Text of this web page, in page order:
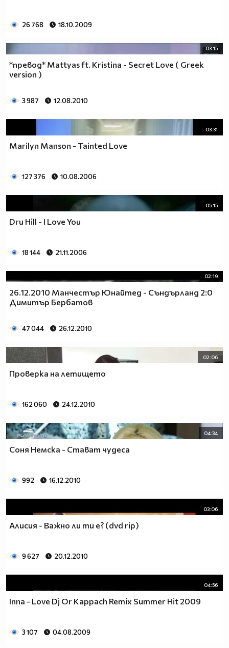
26 768 18.10.2009
03:15
*превод* Mattyas ft. Kristina - Secret Love ( Greek
version )
3 987 12.08.2010
03:31
Marilyn Manson - Tainted Love
127 376 10.08.2006
05:15
Dru Hill - I Love You
18 144 21.11.2006
02:19
26.12.2010 Манчестър Юнайтед - Съндърланд 2:0
Димитър Бербатов
47 044 26.12.2010
02:06
Проверка на летището
162 060 24.12.2010
04:34
Соня Немска - Стават чудеса
992 16.12.2010
03:06
Алисия - Важно ли ти е? (dvd rip)
9 627 20.12.2010
04:56
Inna - Love Dj Or Kappach Remix Summer Hit 2009
3 107 04.08.2009